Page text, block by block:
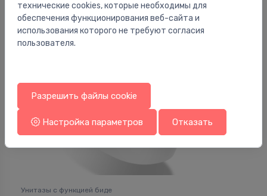
Хорошая цена -19%
Унитазы с функцией биде
технические cookies, которые необходимы для
обеспечения функционирования веб-сайта и
использования которого не требуют согласия
пользователя.
Разрешить файлы cookie
Настройка параметров Отказать